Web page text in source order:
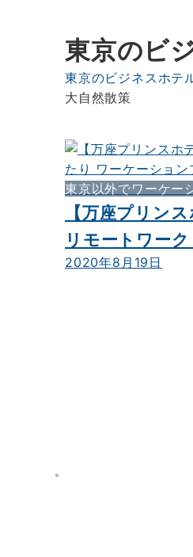
東京のビ
東京のビジネスホテ
大自然散策
東京以外でワーケー
【万座プリン
リモートワー
2020年8月19日